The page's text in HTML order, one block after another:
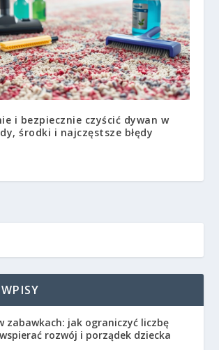
i bezpiecznie czyścić dywan w
środki i najczęstsze błędy
zabawkach: jak ograniczyć liczbę
rozwój i porządek dziecka